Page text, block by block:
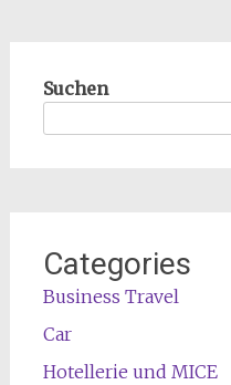
Suchen
Categories
Business Travel
Car
Hotellerie und MICE